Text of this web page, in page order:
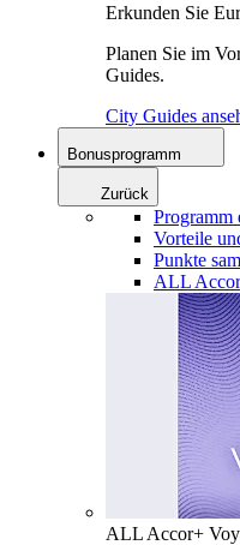
Erkunden Sie
Planen Sie im
Guides.
City Guides
Bonusprogramm
Zurück
Programm
Vorteile
Punkte
ALL
ALL Accor+